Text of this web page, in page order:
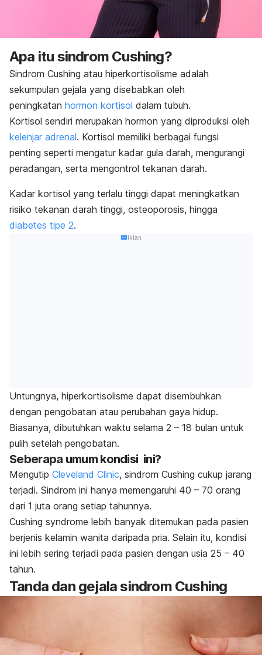
Apa itu sindrom Cushing?
Sindrom Cushing atau hiperkortisolisme adalah
sekumpulan gejala yang disebabkan oleh
peningkatan hormon kortisol dalam tubuh.
Kortisol sendiri merupakan hormon yang diproduksi oleh
kelenjar adrenal. Kortisol memiliki berbagai fungsi
penting seperti mengatur kadar gula darah, mengurangi
peradangan, serta mengontrol tekanan darah.
Kadar kortisol yang terlalu tinggi dapat meningkatkan
risiko tekanan darah tinggi, osteoporosis, hingga
diabetes tipe 2.
Iklan
Untungnya, hiperkortisolisme dapat disembuhkan
dengan pengobatan atau perubahan gaya hidup.
Biasanya, dibutuhkan waktu selama 2 – 18 bulan untuk
pulih setelah pengobatan.
Seberapa umum kondisi ini?
Mengutip Cleveland Clinic, sindrom Cushing cukup jarang
terjadi. Sindrom ini hanya memengaruhi 40 – 70 orang
dari 1 juta orang setiap tahunnya.
Cushing syndrome lebih banyak ditemukan pada pasien
berjenis kelamin wanita daripada pria. Selain itu, kondisi
ini lebih sering terjadi pada pasien dengan usia 25 – 40
tahun.
Tanda dan gejala sindrom Cushing